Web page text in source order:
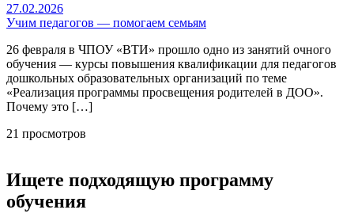
27.02.2026
Учим педагогов — помогаем семьям
26 февраля в ЧПОУ «ВТИ» прошло одно из занятий очного
обучения — курсы повышения квалификации для педагогов
дошкольных образовательных организаций по теме
«Реализация программы просвещения родителей в ДОО».
Почему это […]
21 просмотров
Ищете подходящую программу
обучения